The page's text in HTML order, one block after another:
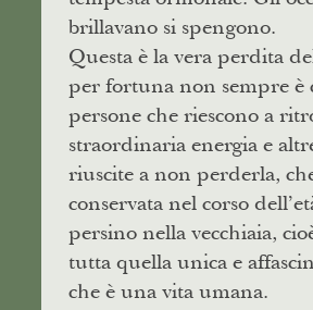
brillavano si spengono.
Questa è la vera perdita
per fortuna non sempre è
persone che riescono a
straordinaria energia e
riuscite a non perderla,
conservata nel corso
persino nella vecchiaia,
tutta quella unica e
che è una vita umana.